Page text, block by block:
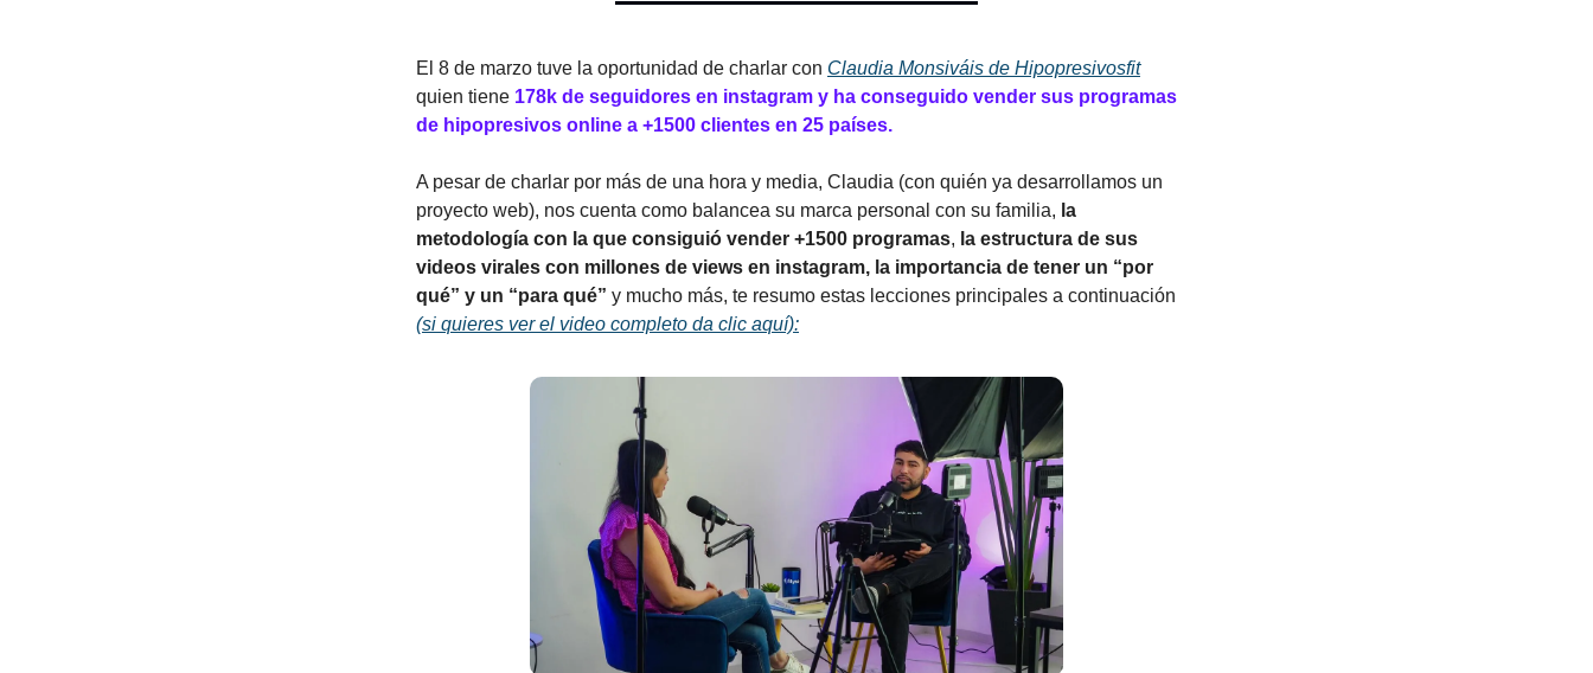
El 8 de marzo tuve la oportunidad de charlar con Claudia Monsiváis de Hipopresivosfit
quien tiene 178k de seguidores en instagram y ha conseguido vender sus programas
de hipopresivos online a +1500 clientes en 25 países.
A pesar de charlar por más de una hora y media, Claudia (con quién ya desarrollamos un
proyecto web), nos cuenta como balancea su marca personal con su familia, la
metodología con la que consiguió vender +1500 programas, la estructura de sus
videos virales con millones de views en instagram, la importancia de tener un “por
qué” y un “para qué” y mucho más, te resumo estas lecciones principales a continuación
(si quieres ver el video completo da clic aquí):